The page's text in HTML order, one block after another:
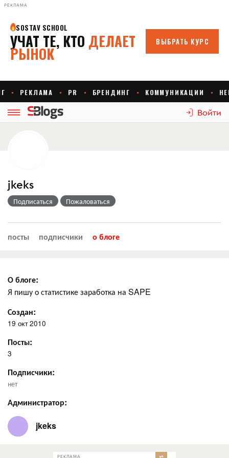
РЕКЛАМА
Войти
jkeks
Подписаться Пожаловаться
посты подписчики о блоге
О блоге:
Я пишу о статистике заработка на SAPE
Создан:
19 окт 2010
Посты:
3
Подписчики:
нет
Администратор:
jkeks
РЕКЛАМА